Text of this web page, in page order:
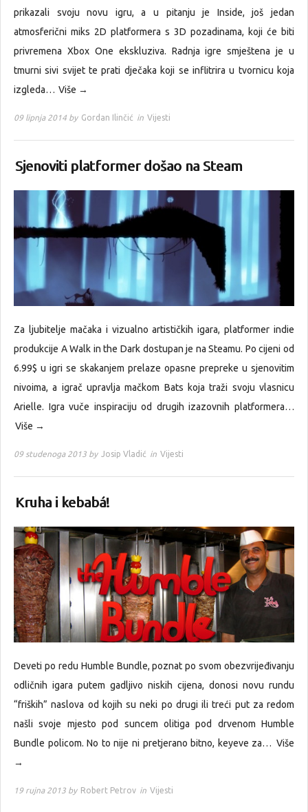
prikazali svoju novu igru, a u pitanju je Inside, još jedan
atmosferični miks 2D platformera s 3D pozadinama, koji će biti
privremena Xbox One ekskluziva. Radnja igre smještena je u
tmurni sivi svijet te prati dječaka koji se inflitrira u tvornicu koja
izgleda… Više →
09 lipnja 2014 by Gordan Ilinčić in Vijesti
Sjenoviti platformer došao na Steam
Za ljubitelje mačaka i vizualno artističkih igara, platformer indie
produkcije A Walk in the Dark dostupan je na Steamu. Po cijeni od
6.99$ u igri se skakanjem prelaze opasne prepreke u sjenovitim
nivoima, a igrač upravlja mačkom Bats koja traži svoju vlasnicu
Arielle. Igra vuče inspiraciju od drugih izazovnih platformera…
Više →
09 studenoga 2013 by Josip Vladić in Vijesti
Kruha i kebabá!
Deveti po redu Humble Bundle, poznat po svom obezvrijeđivanju
odličnih igara putem gadljivo niskih cijena, donosi novu rundu
“friških” naslova od kojih su neki po drugi ili treći put za redom
našli svoje mjesto pod suncem olitiga pod drvenom Humble
Bundle policom. No to nije ni pretjerano bitno, keyeve za… Više
→
19 rujna 2013 by Robert Petrov in Vijesti